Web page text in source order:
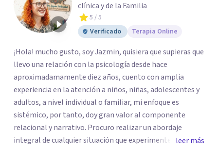
clínica y de la Familia
5 / 5
Verificado
Terapia Online
¡Hola! mucho gusto, soy Jazmin, quisiera que supieras que
llevo una relación con la psicología desde hace
aproximadamamente diez años, cuento con amplia
experiencia en la atención a niños, niñas, adolescentes y
adultos, a nivel individual o familiar, mi enfoque es
sistémico, por tanto, doy gran valor al componente
relacional y narrativo. Procuro realizar un abordaje
integral de cualquier situación que experimenten misleer más